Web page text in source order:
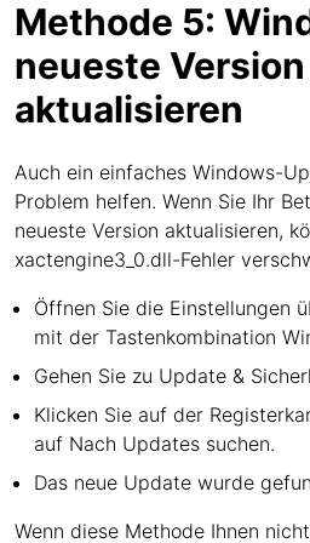
Methode 5:
neueste Version
aktualisieren
Auch ein einfaches Windows-
Problem helfen. Wenn Sie Ihr
neueste Version aktualisieren,
xactengine3_0.dll-Fehler
Öffnen Sie die Einstellungen
mit der Tastenkombination
Gehen Sie zu Update &
Klicken Sie auf der
auf Nach Updates suchen.
Das neue Update wurde
Wenn diese Methode Ihnen